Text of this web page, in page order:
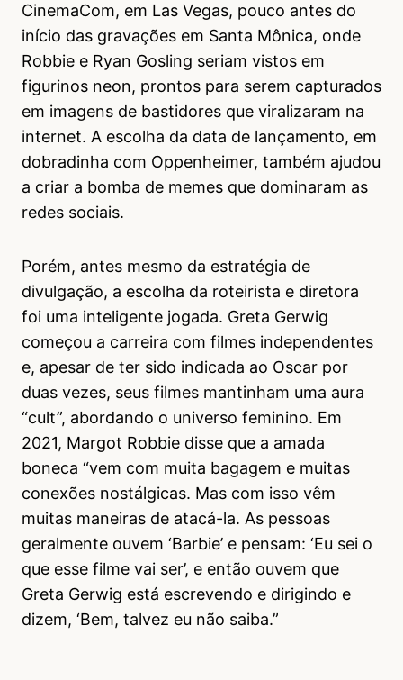
CinemaCom, em Las Vegas, pouco antes do
início das gravações em Santa Mônica, onde
Robbie e Ryan Gosling seriam vistos em
figurinos neon, prontos para serem capturados
em imagens de bastidores que viralizaram na
internet. A escolha da data de lançamento, em
dobradinha com Oppenheimer, também ajudou
a criar a bomba de memes que dominaram as
redes sociais.
Porém, antes mesmo da estratégia de
divulgação, a escolha da roteirista e diretora
foi uma inteligente jogada. Greta Gerwig
começou a carreira com filmes independentes
e, apesar de ter sido indicada ao Oscar por
duas vezes, seus filmes mantinham uma aura
“cult”, abordando o universo feminino. Em
2021, Margot Robbie disse que a amada
boneca “vem com muita bagagem e muitas
conexões nostálgicas. Mas com isso vêm
muitas maneiras de atacá-la. As pessoas
geralmente ouvem ‘Barbie’ e pensam: ‘Eu sei o
que esse filme vai ser’, e então ouvem que
Greta Gerwig está escrevendo e dirigindo e
dizem, ‘Bem, talvez eu não saiba.”